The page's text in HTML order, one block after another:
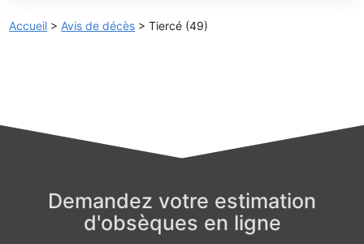
Accueil > Avis de décès >Tiercé (49)
Demandez votre estimation
d'obsèques en ligne